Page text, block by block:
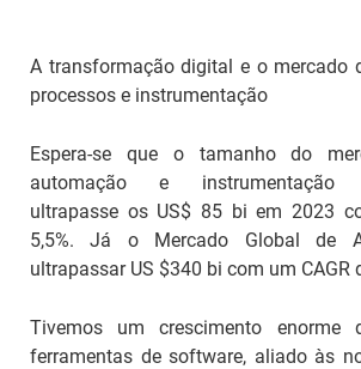
A transformação digital e o mercado
processos e instrumentação
Espera-se que o tamanho do
automação e instrumentação
ultrapasse os US$ 85 bi em 2023
5,5%. Já o Mercado Global de
ultrapassar US $340 bi com um CAGR
Tivemos um crescimento enorme
ferramentas de software, aliado às